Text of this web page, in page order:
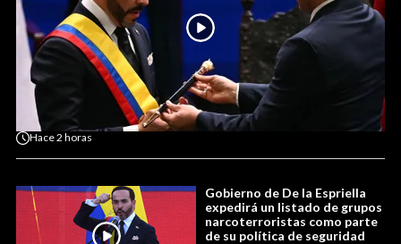
Hace2 horas
Gobierno de De la Espriella
expedirá un listado de grupos
narcoterroristas como parte
de su política de seguridad